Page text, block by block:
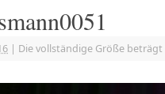
| Die vollständige Größe beträgt